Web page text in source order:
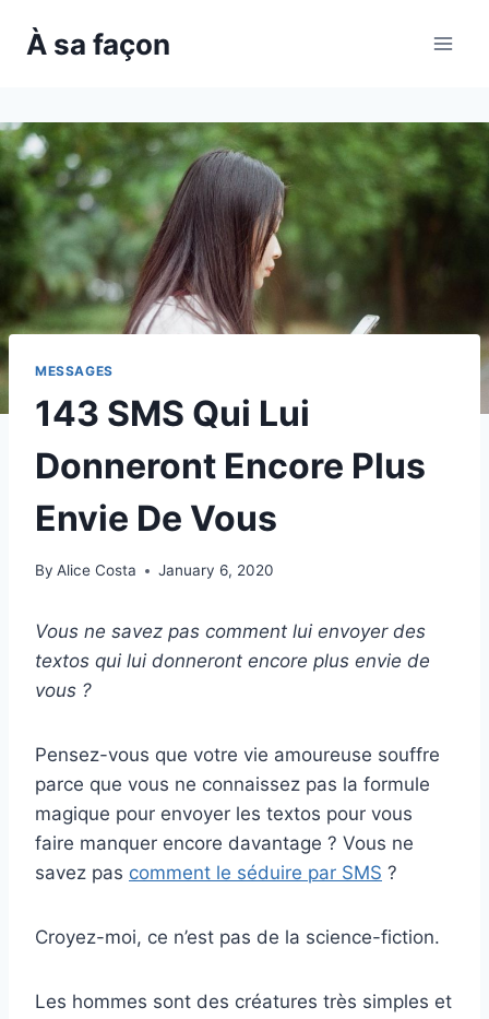
À sa façon
MESSAGES
143 SMS Qui Lui
Donneront Encore Plus
Envie De Vous
By Alice Costa January 6, 2020
Vous ne savez pas comment lui envoyer des
textos qui lui donneront encore plus envie de
vous ?
Pensez-vous que votre vie amoureuse souffre
parce que vous ne connaissez pas la formule
magique pour envoyer les textos pour vous
faire manquer encore davantage ? Vous ne
savez pas comment le séduire par SMS ?
Croyez-moi, ce n’est pas de la science-fiction.
Les hommes sont des créatures très simples et